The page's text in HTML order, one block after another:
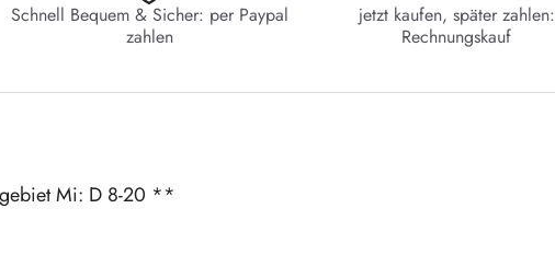
Schnell Bequem & Sicher: per Paypal
zahlen
jetzt kaufen, später zahlen:
Rechnungskauf
Mi: D 8-20 **